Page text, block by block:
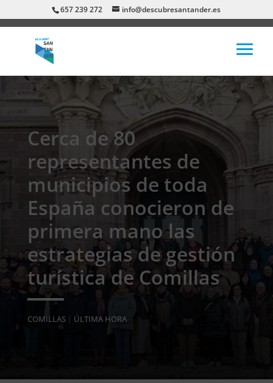
657 239 272 info@descubresantander.es
Cerca de 80
representantes de
municipios de toda
España conocieron de
primera mano las
estrategias de gestión
turística de Comillas
COMILLAS| ÚLTIMA HORA